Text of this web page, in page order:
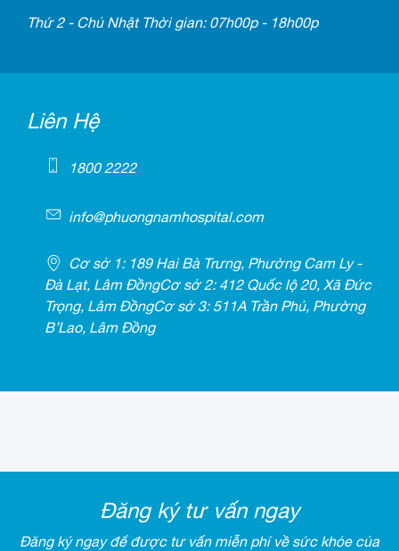
Thứ 2 - Chủ Nhật Thời gian: 07h00p - 18h00p
Liên Hệ
1800 2222
info@phuongnamhospital.com
Cơ sở 1: 189 Hai Bà Trưng, Phường Cam Ly -
Đà Lạt, Lâm ĐồngCơ sở 2: 412 Quốc lộ 20, Xã Đức
Trọng, Lâm ĐồngCơ sở 3: 511A Trần Phú, Phường
B’Lao, Lâm Đồng
Đăng ký tư vấn ngay
Đăng ký ngay để được tư vấn miễn phí về sức khỏe của